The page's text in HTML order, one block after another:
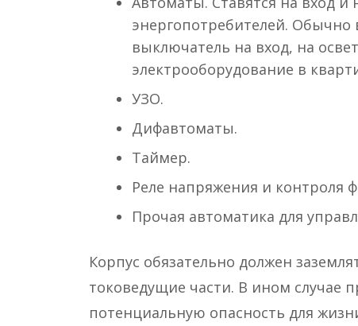
энергопотребителей. Обычно
выключатель на вход, на
электрооборудование в
УЗО.
Дифавтоматы.
Таймер.
Реле напряжения и контроля
Прочая автоматика для
Корпус обязательно должен
токоведущие части. В ином случае
потенциальную опасность для